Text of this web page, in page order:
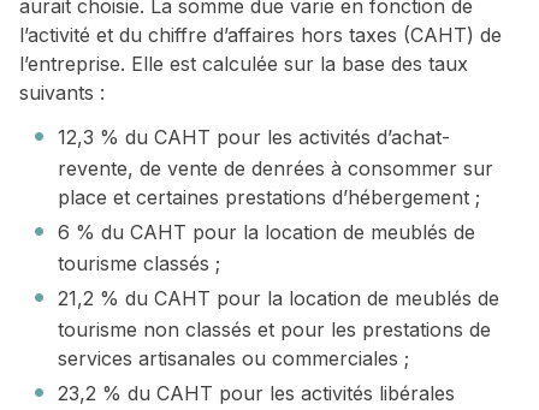
aurait choisie. La somme due varie en fonction de
l’activité et du chiffre d’affaires hors taxes (CAHT) de
l’entreprise. Elle est calculée sur la base des taux
suivants :
12,3 % du CAHT pour les activités d’achat-
revente, de vente de denrées à consommer sur
place et certaines prestations d’hébergement ;
6 % du CAHT pour la location de meublés de
tourisme classés ;
21,2 % du CAHT pour la location de meublés de
tourisme non classés et pour les prestations de
services artisanales ou commerciales ;
23,2 % du CAHT pour les activités libérales